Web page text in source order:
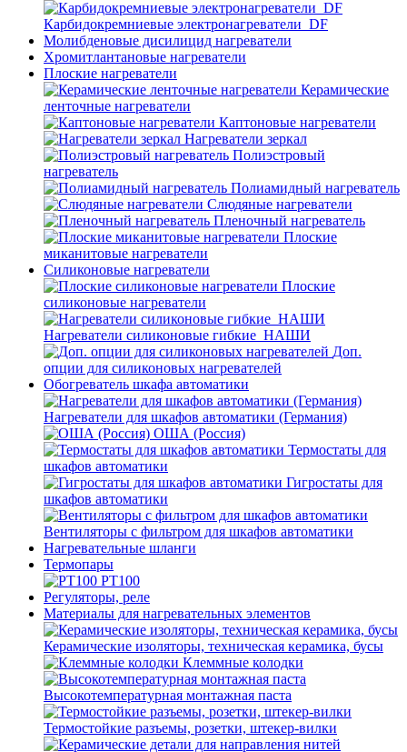
Карбидокремниевые электронагреватели_DF
Молибденовые дисилицид нагреватели
Хромитлантановые нагреватели
Плоские нагреватели
Керамические
ленточные нагреватели
Каптоновые нагреватели
Нагреватели зеркал
Полиэстровый
нагреватель
Полиамидный нагреватель
Слюдяные нагреватели
Пленочный нагреватель
Плоские
миканитовые нагреватели
Силиконовые нагреватели
Плоские
силиконовые нагреватели
Нагреватели силиконовые гибкие_НАШИ
Доп.
опции для силиконовых нагревателей
Обогреватель шкафа автоматики
Нагреватели для шкафов автоматики (Германия)
ОША (Россия)
Термостаты для
шкафов автоматики
Гигростаты для
шкафов автоматики
Вентиляторы с фильтром для шкафов автоматики
Нагревательные шланги
Термопары
PT100
Регуляторы, реле
Материалы для нагревательных элементов
Керамические изоляторы, техническая керамика, бусы
Клеммные колодки
Высокотемпературная монтажная паста
Термостойкие разъемы, розетки, штекер-вилки